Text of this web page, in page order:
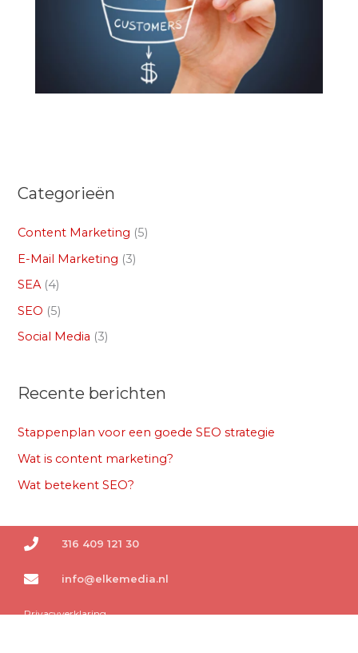
Categorieën
Content Marketing (5)
E-Mail Marketing (3)
SEA(4)
SEO (5)
Social Media (3)
Recente berichten
Stappenplan voor een goede SEO strategie
Wat is content marketing?
Wat betekent SEO?
316 409 121 30
info@elkemedia.nl
Privacyverklaring